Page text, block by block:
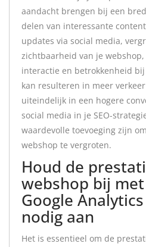
aandacht brengen bij een
delen van interessante
updates via social media,
zichtbaarheid van je
interactie en betrokkenheid
kan resulteren in meer
uiteindelijk in een hogere
social media in je SEO-
waardevolle toevoeging zijn
webshop te vergroten.
Houd de
webshop bij
Google
nodig aan
Het is essentieel om de